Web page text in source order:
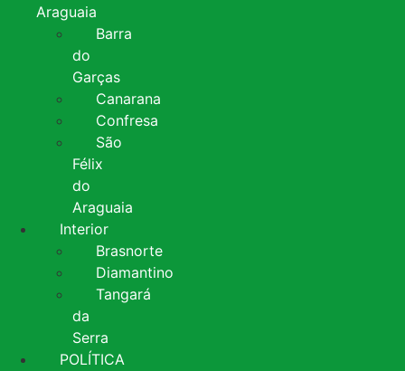
Araguaia
Barra
do
Garças
Canarana
Confresa
São
Félix
do
Araguaia
Interior
Brasnorte
Diamantino
Tangará
da
Serra
POLÍTICA